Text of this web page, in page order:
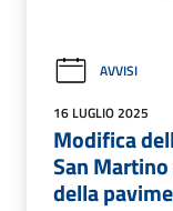
AVVISI
16 LUGLIO 2025
Modifica
San
della